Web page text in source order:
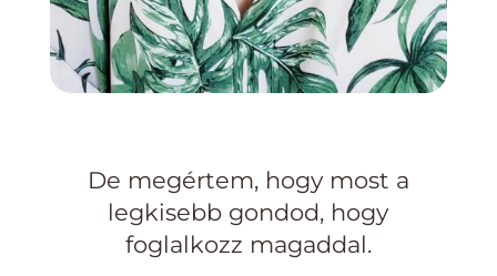
De megértem, hogy most a
legkisebb gondod, hogy
foglalkozz magaddal.